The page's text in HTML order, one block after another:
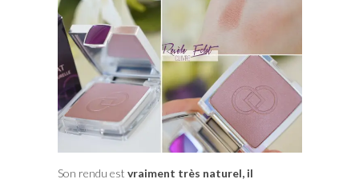
Son rendu est vraiment très naturel, il